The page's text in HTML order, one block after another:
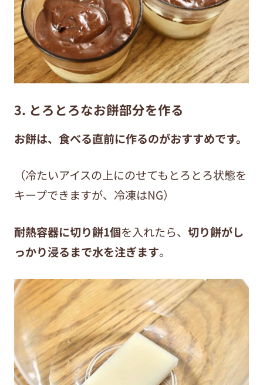
3. とろとろなお餅部分を作る
お餅は、食べる直前に作るのがおすすめです。
（冷たいアイスの上にのせてもとろとろ状態を
キープできますが、冷凍はNG）
耐熱容器に切り餅1個を入れたら、 切り餅がし
っかり浸るまで水を注ぎます。